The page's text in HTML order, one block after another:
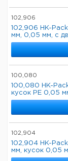
102,906
102,906 HK-
мм, 0,05 мм, с
100,080
100,080 HK-
кусок PE 0,05
102,904
102,904 HK-
мм, кусок 0,05